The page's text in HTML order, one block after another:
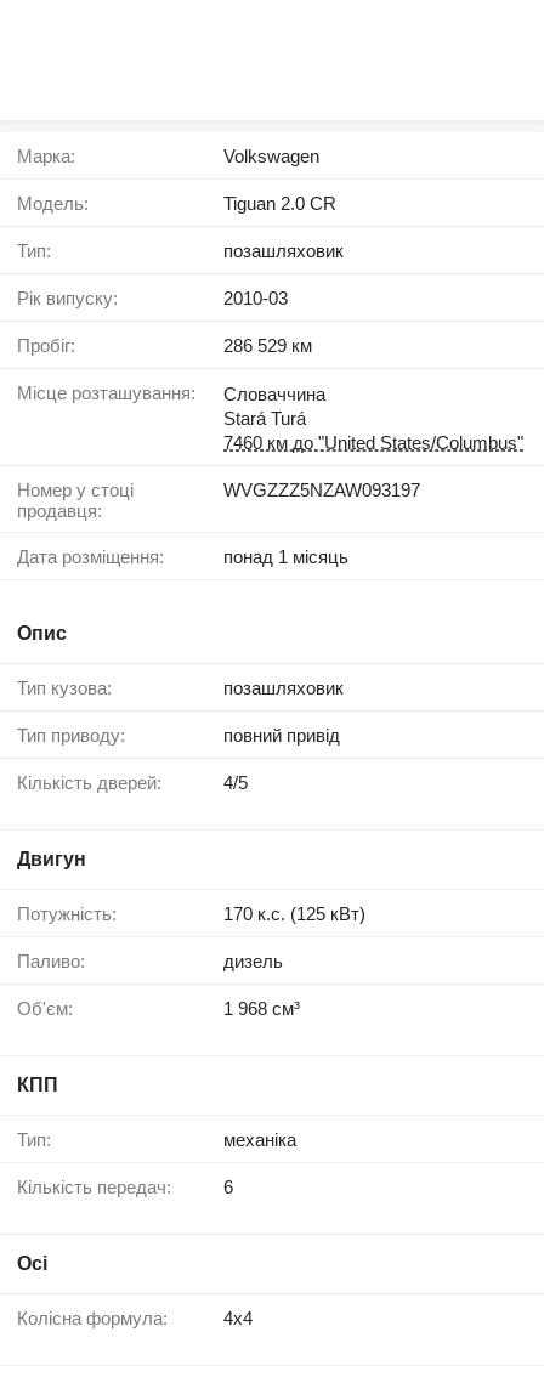
Марка: Volkswagen
Модель: Tiguan 2.0 CR
Тип: позашляховик
Рік випуску: 2010-03
Пробіг: 286 529 км
Місце розташування:
Словаччина
Stará Turá
7460 км до "United States/Columbus"
Номер у стоці
продавця:
WVGZZZ5NZAW093197
Дата розміщення: понад 1 місяць
Опис
Тип кузова: позашляховик
Тип приводу: повний привід
Кількість дверей: 4/5
Двигун
Потужність: 170 к.с. (125 кВт)
Паливо: дизель
Об'єм: 1 968 см³
КПП
Тип: механіка
Кількість передач: 6
Осі
Колісна формула: 4x4